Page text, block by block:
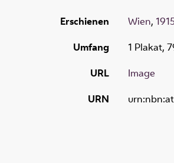
Erschienen Wien,
Umfang
1 Plakat,
URL
Image
URN